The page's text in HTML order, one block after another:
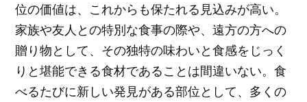
位の価値は、これからも保たれる見込みが高い。
家族や友人との特別な食事の際や、遠方の方への
贈り物として、その独特の味わいと食感をじっく
りと堪能できる食材であることは間違いない。食
べるたびに新しい発見がある部位として、多くの